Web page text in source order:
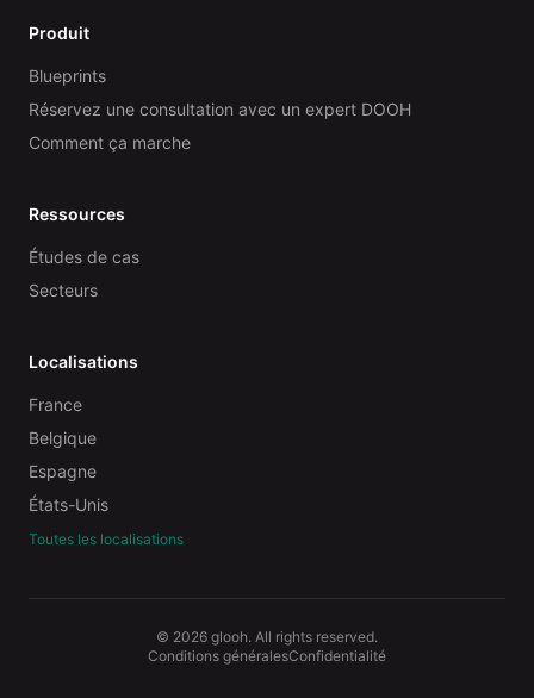
Produit
Blueprints
Réservez une consultation avec un expert DOOH
Comment ça marche
Ressources
Études de cas
Secteurs
Localisations
France
Belgique
Espagne
États-Unis
Toutes les localisations
© 2026 glooh. All rights reserved.
Conditions généralesConfidentialité